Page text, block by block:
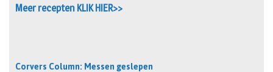
Meer recepten KLIK HIER>>
Corvers Column: Messen geslepen